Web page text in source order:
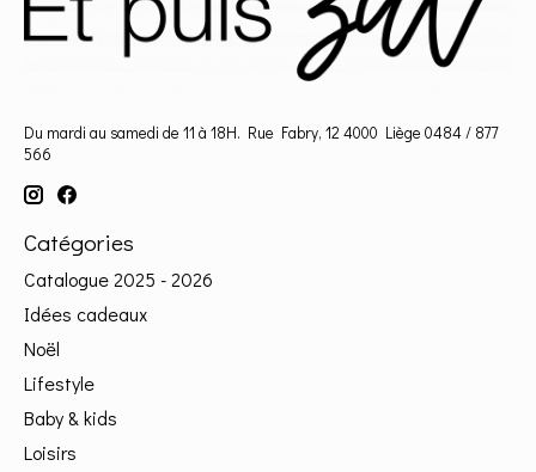
Du mardi au samedi de 11 à 18H. Rue Fabry, 12 4000 Liège 0484 / 877
566
Catégories
Catalogue 2025 - 2026
Idées cadeaux
Noël
Lifestyle
Baby & kids
Loisirs